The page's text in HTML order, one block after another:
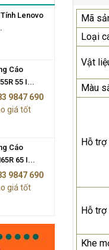
Lenovo
Cáo
55 I...
9847 690
giá tốt
Cáo
65 I...
9847 690
giá tốt
Mã
Loại
Vật
Màu
Hỗ trợ
Hỗ
Khe